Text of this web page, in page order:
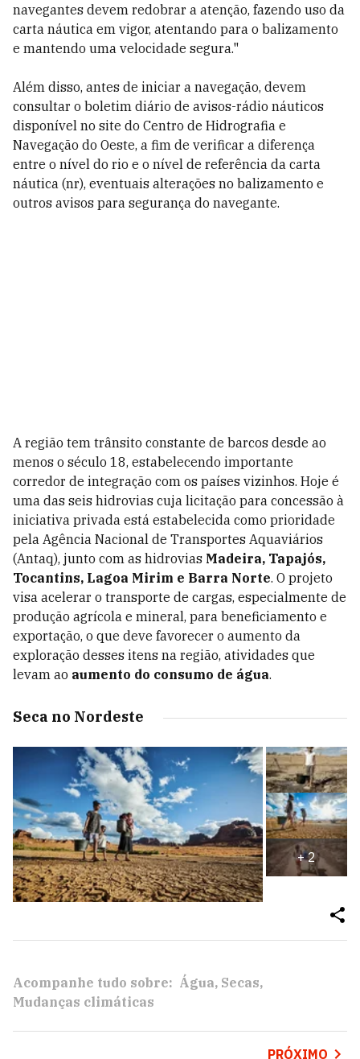
navegantes devem redobrar a atenção, fazendo uso da
carta náutica em vigor, atentando para o balizamento
e mantendo uma velocidade segura."
Além disso, antes de iniciar a navegação, devem
consultar o boletim diário de avisos-rádio náuticos
disponível no site do Centro de Hidrografia e
Navegação do Oeste, a fim de verificar a diferença
entre o nível do rio e o nível de referência da carta
náutica (nr), eventuais alterações no balizamento e
outros avisos para segurança do navegante.
A região tem trânsito constante de barcos desde ao
menos o século 18, estabelecendo importante
corredor de integração com os países vizinhos. Hoje é
uma das seis hidrovias cuja licitação para concessão à
iniciativa privada está estabelecida como prioridade
pela Agência Nacional de Transportes Aquaviários
(Antaq), junto com as hidrovias Madeira, Tapajós,
Tocantins, Lagoa Mirim e Barra Norte. O projeto
visa acelerar o transporte de cargas, especialmente de
produção agrícola e mineral, para beneficiamento e
exportação, o que deve favorecer o aumento da
exploração desses itens na região, atividades que
levam ao aumento do consumo de água.
Seca no Nordeste
+2
Acompanhe tudo sobre: Água Secas
Mudanças climáticas
PRÓXIMO